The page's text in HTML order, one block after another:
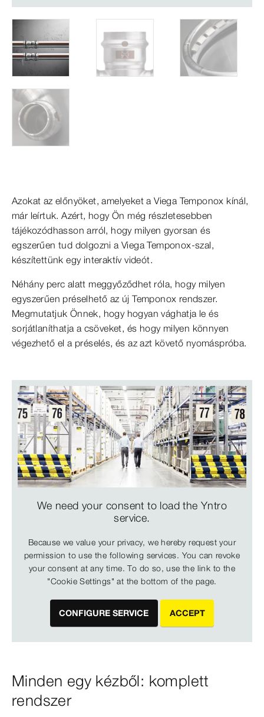
Azokat az előnyöket, amelyeket a Viega Temponox kínál,
már leírtuk. Azért, hogy Ön még részletesebben
tájékozódhasson arról, hogy milyen gyorsan és
egszerűen tud dolgozni a Viega Temponox-szal,
készítettünk egy interaktív videót.
Néhány perc alatt meggyőződhet róla, hogy milyen
egyszerűen préselhető az új Temponox rendszer.
Megmutatjuk Önnek, hogy hogyan vághatja le és
sorjátlaníthatja a csöveket, és hogy milyen könnyen
végezhető el a préselés, és az azt követő nyomáspróba.
We need your consent to load the Yntro
service.
Because we value your privacy, we hereby request your
permission to use the following services. You can revoke
your consent at any time. To do so, use the link to the
"Cookie Settings" at the bottom of the page.
CONFIGURE SERVICE ACCEPT
Minden egy kézből: komplett
rendszer